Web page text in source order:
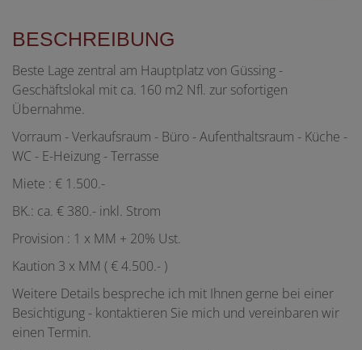
BESCHREIBUNG
Beste Lage zentral am Hauptplatz von Güssing -
Geschäftslokal mit ca. 160 m2 Nfl. zur sofortigen
Übernahme.
Vorraum - Verkaufsraum - Büro - Aufenthaltsraum - Küche -
WC - E-Heizung - Terrasse
Miete : € 1.500.-
BK.: ca. € 380.- inkl. Strom
Provision : 1 x MM + 20% Ust.
Kaution 3 x MM ( € 4.500.- )
Weitere Details bespreche ich mit Ihnen gerne bei einer
Besichtigung - kontaktieren Sie mich und vereinbaren wir
einen Termin.